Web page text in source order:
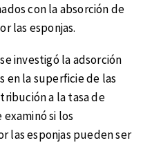
con la absorción de
las esponjas.
investigó la adsorción
en la superficie de las
a la tasa de
si los
las esponjas pueden ser